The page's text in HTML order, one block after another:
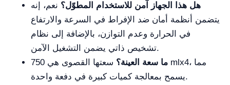
هل هذا الجهاز آمن للاستخدام المطوّل؟ نعم، إنه
يتضمن أنظمة أمان ضد الإفراط في السرعة والارتفاع
في الحرارة وعدم التوازن، بالإضافة إلى نظام
تشخيص ذاتي يضمن التشغيل الآمن.
ما سعة العينة؟
سعتها القصوى هي 750 mlx4، مما
يسمح بمعالجة كميات كبيرة في دفعة واحدة.